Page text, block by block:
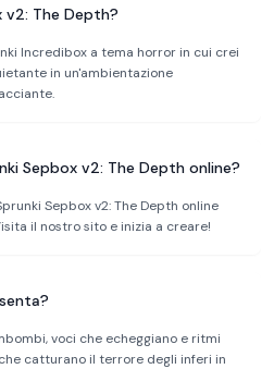
v2: The Depth?
Incredibox a tema horror in cui crei
in un'ambientazione
Sepbox v2: The Depth online?
Sepbox v2: The Depth online
il nostro sito e inizia a creare!
voci che echeggiano e ritmi
catturano il terrore degli inferi in